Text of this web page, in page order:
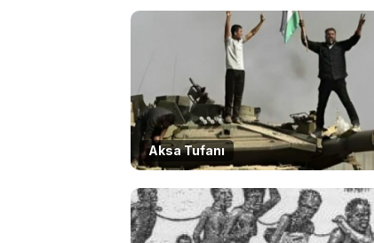
Aksa Tufanı